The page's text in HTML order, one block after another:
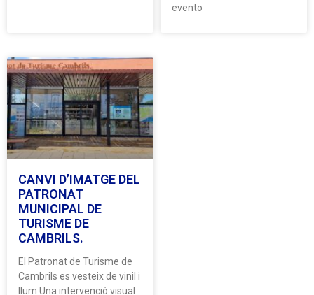
evento
CANVI D’IMATGE DEL
PATRONAT
MUNICIPAL DE
TURISME DE
CAMBRILS.
El Patronat de Turisme de
Cambrils es vesteix de vinil i
llum Una intervenció visual